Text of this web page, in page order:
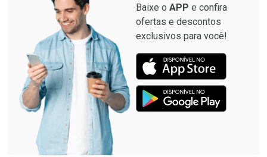
Baixe o APP e confira
ofertas e descontos
exclusivos para você!